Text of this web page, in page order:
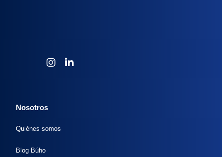
Nosotros
Quiénes somos
Blog Búho